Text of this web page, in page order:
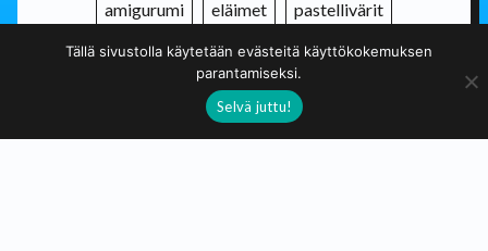
amigurumi eläimet pastellivärit
pehmoleluja söpö virkattu
Tällä sivustolla käytetään evästeitä käyttökokemuksen
parantamiseksi.
Selvä juttu!